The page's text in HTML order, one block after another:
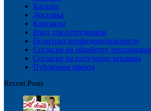
Каталог
Доставка
Контакты
Вход для сотрудников
Политика конфиденциальности
Согласие на обработку
Cогласие на получение рекламы
Публичная оферта
Recent Posts